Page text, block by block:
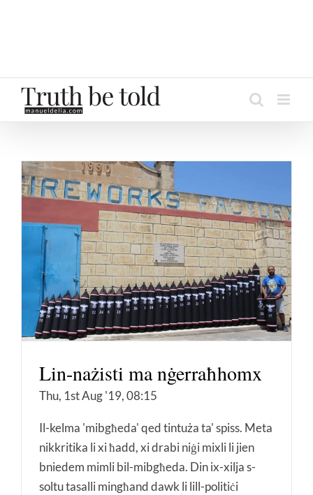
Lin-nażisti ma nġerraħhomx
Thu, 1st Aug '19, 08:15
Il-kelma 'mibgħeda' qed tintuża ta' spiss. Meta
nikkritika li xi ħadd, xi drabi niġi mixli li jien
bniedem mimli bil-mibgħeda. Din ix-xilja s-
soltu tasalli mingħand dawk li lill-politiċi